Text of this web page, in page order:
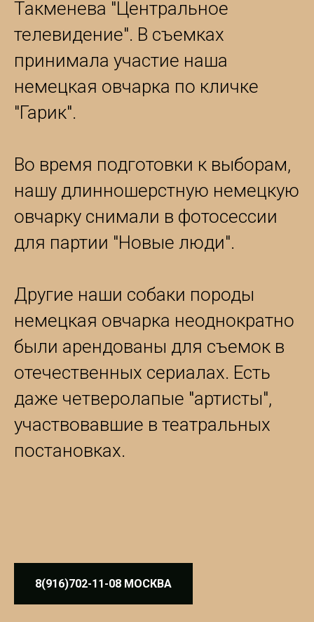
Такменева "Центральное
телевидение". В съемках
принимала участие наша
немецкая овчарка по кличке
"Гарик".
Во время подготовки к выборам,
нашу длинношерстную немецкую
овчарку снимали в фотосессии
для партии "Новые люди".
Другие наши собаки породы
немецкая овчарка неоднократно
были арендованы для съемок в
отечественных сериалах. Есть
даже четверолапые "артисты",
участвовавшие в театральных
постановках.
8(916)702-11-08 МОСКВА